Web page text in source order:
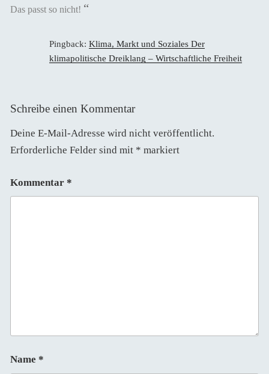
Das passt so nicht! “
Pingback: Klima, Markt und Soziales Der
klimapolitische Dreiklang – Wirtschaftliche Freiheit
Schreibe einen Kommentar
Deine E-Mail-Adresse wird nicht veröffentlicht.
Erforderliche Felder sind mit * markiert
Kommentar *
Name *